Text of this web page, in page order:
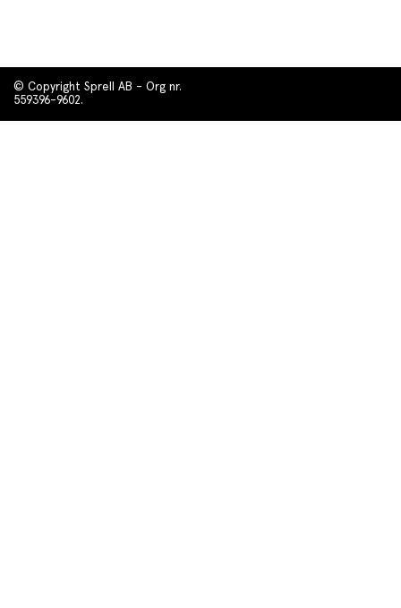
© Copyright Sprell AB - Org nr.
559396-9602.